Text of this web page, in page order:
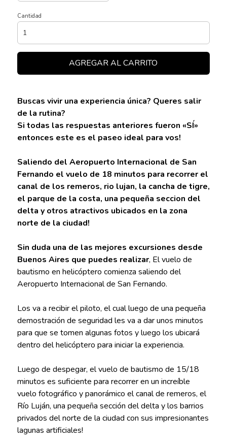
Cantidad
AGREGAR AL CARRITO
Buscas vivir una experiencia única? Queres salir
de la rutina?
Si todas las respuestas anteriores fueron «SÍ»
entonces este es el paseo ideal para vos!
Saliendo del Aeropuerto Internacional de San
Fernando el vuelo de 18 minutos para recorrer el
canal de los remeros, rio lujan, la cancha de tigre,
el parque de la costa, una pequeña seccion del
delta y otros atractivos ubicados en la zona
norte de la ciudad!
Sin duda una de las mejores excursiones desde
Buenos Aires que puedes realizar, El vuelo de
bautismo en helicóptero comienza saliendo del
Aeropuerto Internacional de San Fernando.
Los va a recibir el piloto, el cual luego de una pequeña
demostración de seguridad les va a dar unos minutos
para que se tomen algunas fotos y luego los ubicará
dentro del helicóptero para iniciar la experiencia.
Luego de despegar, el vuelo de bautismo de 15/18
minutos es suficiente para recorrer en un increíble
vuelo fotográfico y panorámico el canal de remeros, el
Río Luján, una pequeña sección del delta y los barrios
privados del norte de la ciudad con sus impresionantes
lagunas artificiales!